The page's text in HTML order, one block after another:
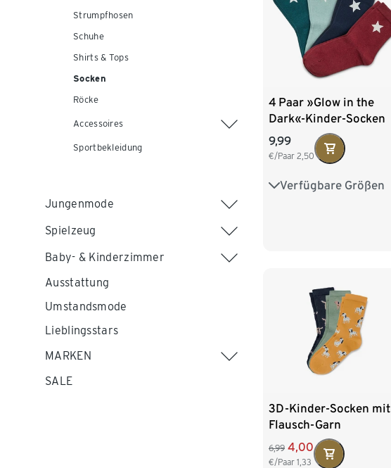
Strumpfhosen
Schuhe
Shirts & Tops
Socken
Röcke
Accessoires
Sportbekleidung
Jungenmode
Spielzeug
Baby- & Kinderzimmer
Ausstattung
Umstandsmode
Lieblingsstars
MARKEN
SALE
4 Paar »Glow in the
Dark«-Kinder-Socken
9,99
€/Paar 2,50
Verfügbare Größen
23-26 27-30 31-34
3D-Kinder-Socken mit
Flausch-Garn
6,99 4,00
€/Paar 1,33